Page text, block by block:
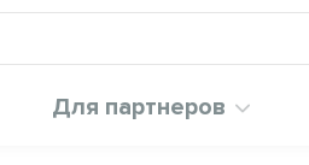
Для партнеров